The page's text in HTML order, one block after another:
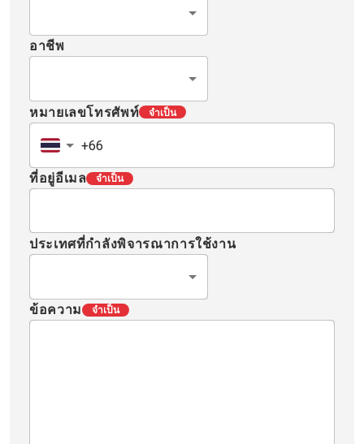
อาชีพ
หมายเลขโทรศัพท์ จำเป็น
ที่อยู่อีเมล จำเป็น
ประเทศที่กำลังพิจารณาการใช้งาน
ข้อความ จำเป็น